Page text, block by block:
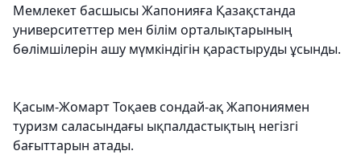
Мемлекет басшысы Жапонияға Қазақстанда
университеттер мен білім орталықтарының
бөлімшілерін ашу мүмкіндігін қарастыруды ұсынды.
Қасым-Жомарт Тоқаев сондай-ақ Жапониямен
туризм саласындағы ықпалдастықтың негізгі
бағыттарын атады.